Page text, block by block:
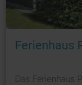
Ferienhaus
Das Ferienhaus